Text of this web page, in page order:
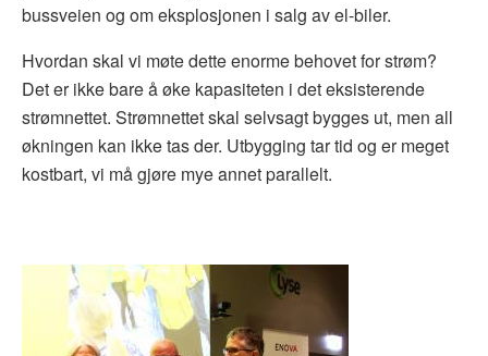
bussveien og om eksplosjonen i salg av el-biler.
Hvordan skal vi møte dette enorme behovet for strøm?
Det er ikke bare å øke kapasiteten i det eksisterende
strømnettet. Strømnettet skal selvsagt bygges ut, men all
økningen kan ikke tas der. Utbygging tar tid og er meget
kostbart, vi må gjøre mye annet parallelt.